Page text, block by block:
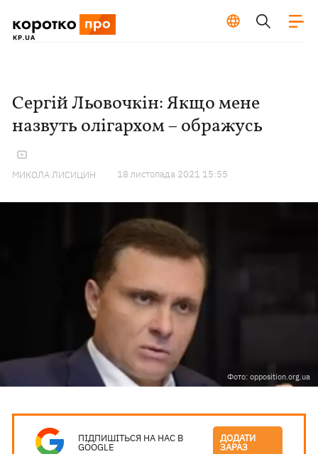
Сергій Льовочкін: Якщо мене
назвуть олігархом – ображусь
МИКОЛА ЛИСИЦИН 18 листопада 2021 15:55
Фото: opposition.org.ua
ПІДПИШІТЬСЯ НА НАС В
GOOGLE
ДОДАТИ
ЗАРАЗ